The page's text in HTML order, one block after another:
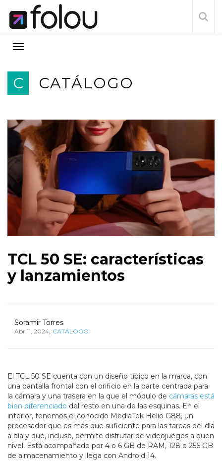
C CATÁLOGO
TCL 50 SE: características
y lanzamientos
Soramir Torres
Abr 11, 2024, CATÁLOGO
El TCL 50 SE cuenta con un diseño típico en la marca, con
una pantalla frontal con el orificio en la parte centrada para
la cámara y una trasera en la que el módulo de cámaras está
bien diferenciado del resto en una de las esquinas. En el
interior, tenemos el conocido MediaTek Helio G88, un
procesador que es más que suficiente para las tareas del día
a día y que, incluso, permite disfrutar de videojuegos a buen
nivel. Está acompañado por 4 o 6 GB de RAM, 128 o 256 GB
de almacenamiento y llega con Android 14.